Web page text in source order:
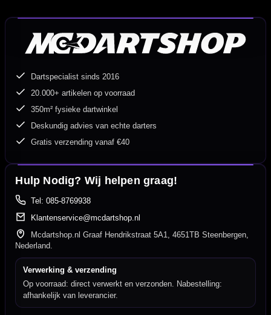
Dartspecialist sinds 2016
20.000+ artikelen op voorraad
350m² fysieke dartwinkel
Deskundig advies van echte darters
Gratis verzending vanaf €40
Hulp Nodig? Wij helpen graag!
Tel: 085-8769938
Klantenservice@mcdartshop.nl
Mcdartshop.nl Graaf Hendrikstraat 5A1, 4651TB Steenbergen,
Nederland.
Verwerking & verzending
Op voorraad: direct verwerkt en verzonden. Nabestelling:
afhankelijk van leverancier.